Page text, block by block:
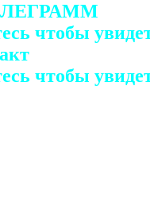
чтобы
чтобы